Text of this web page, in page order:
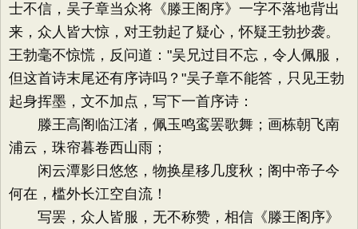
士不信，吴子章当众将《滕王阁序》一字不落地背出
来，众人皆大惊，对王勃起了疑心，怀疑王勃抄袭。
王勃毫不惊慌，反问道："吴兄过目不忘，令人佩服，
但这首诗末尾还有序诗吗？"吴子章不能答，只见王勃
起身挥墨，文不加点，写下一首序诗：
滕王高阁临江渚，佩玉鸣鸾罢歌舞；画栋朝飞南
浦云，珠帘暮卷西山雨；
闲云潭影日悠悠，物换星移几度秋；阁中帝子今
何在，槛外长江空自流！
写罢，众人皆服，无不称赞，相信《滕王阁序》